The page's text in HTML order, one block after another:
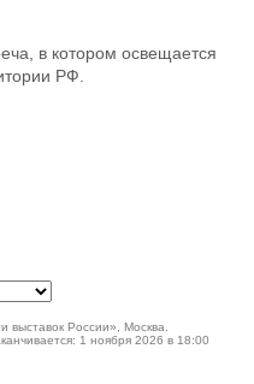
в котором освещается
РФ.
выставок России», Москва.
1 ноября 2026 в 18:00